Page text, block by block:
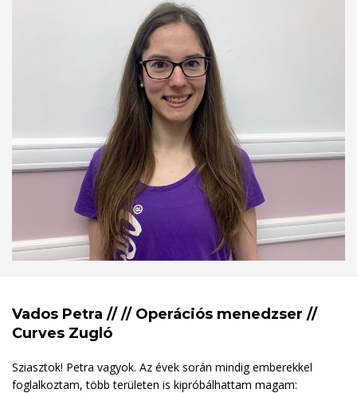
Vados Petra // // Operációs menedzser //
Curves Zugló
Sziasztok! Petra vagyok. Az évek során mindig emberekkel
foglalkoztam, több területen is kipróbálhattam magam: